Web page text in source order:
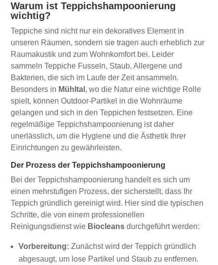
Warum ist Teppichshampoonierung
wichtig?
Teppiche sind nicht nur ein dekoratives Element in
unseren Räumen, sondern sie tragen auch erheblich zur
Raumakustik und zum Wohnkomfort bei. Leider
sammeln Teppiche Fusseln, Staub, Allergene und
Bakterien, die sich im Laufe der Zeit ansammeln.
Besonders in Mühltal , wo die Natur eine wichtige Rolle
spielt, können Outdoor-Partikel in die Wohnräume
gelangen und sich in den Teppichen festsetzen. Eine
regelmäßige Teppichshampoonierung ist daher
unerlässlich, um die Hygiene und die Ästhetik Ihrer
Einrichtungen zu gewährleisten.
Der Prozess der Teppichshampoonierung
Bei der Teppichshampoonierung handelt es sich um
einen mehrstufigen Prozess, der sicherstellt, dass Ihr
Teppich gründlich gereinigt wird. Hier sind die typischen
Schritte, die von einem professionellen
Reinigungsdienst wie Biocleans durchgeführt werden:
Vorbereitung: Zunächst wird der Teppich gründlich
abgesaugt, um lose Partikel und Staub zu entfernen.